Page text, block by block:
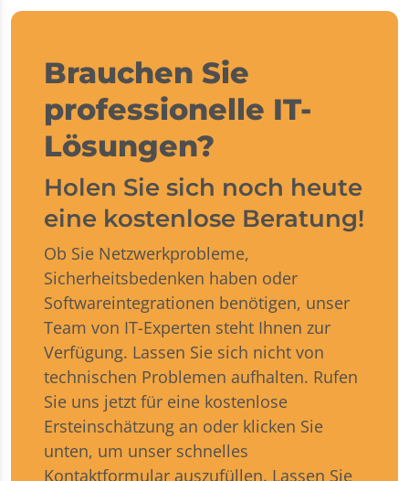
Brauchen Sie
professionelle IT-
Lösungen?
Holen Sie sich noch heute
eine kostenlose Beratung!
Ob Sie Netzwerkprobleme,
Sicherheitsbedenken haben oder
Softwareintegrationen benötigen, unser
Team von IT-Experten steht Ihnen zur
Verfügung. Lassen Sie sich nicht von
technischen Problemen aufhalten. Rufen
Sie uns jetzt für eine kostenlose
Ersteinschätzung an oder klicken Sie
unten, um unser schnelles
Kontaktformular auszufüllen. Lassen Sie